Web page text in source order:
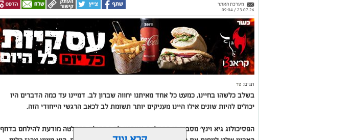
מערכת האתר
23.07.26 / 09:04
תגים: טד
בשלב כלשהו בחיינו, כמעט כל אחד מאיתנו יחווה שברון לב. דמיינו עד כמה הדברים היו
יכולים להיות שונים אילו היינו מעניקים יותר תשומת לב לכאב הרגשי הייחודי הזה.
הפסיכולוג גיא וינץ' מסביר כי ההחלמה משברון לב מתחילה בהחלטה מודעת להילחם בדחף